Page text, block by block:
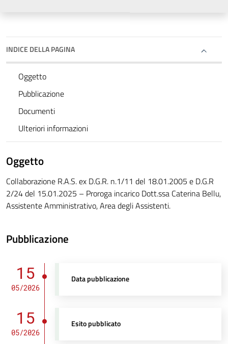
INDICE DELLA PAGINA
Oggetto
Pubblicazione
Documenti
Ulteriori informazioni
Oggetto
Collaborazione R.A.S. ex D.G.R. n.1/11 del 18.01.2005 e D.G.R
2/24 del 15.01.2025 – Proroga incarico Dott.ssa Caterina Bellu,
Assistente Amministrativo, Area degli Assistenti.
Pubblicazione
15
05/2026
Data pubblicazione
15
05/2026
Esito pubblicato